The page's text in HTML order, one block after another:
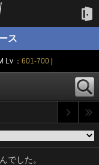
ス
Lv ：601-700
でした。